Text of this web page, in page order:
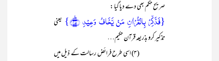
صریح حکم بھی دے دیا گیا :
{فَذَکِّرۡ بِالۡقُرۡاٰنِ مَنۡ یَّخَافُ وَعِیۡدِ ﴿٪۴۵﴾}
یعنی
تذکیر کرو بذریعہ قرآن حکیم…
(۳) اسی طرح فرائض رسالت کے ذیل میں